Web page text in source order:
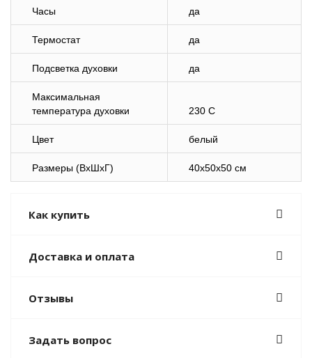
Часы да
Термостат да
Подсветка духовки да
Максимальная
температура духовки
230 С
Цвет белый
Размеры (ВхШхГ) 40x50x50 см
Как купить
Доставка и оплата
Отзывы
Задать вопрос